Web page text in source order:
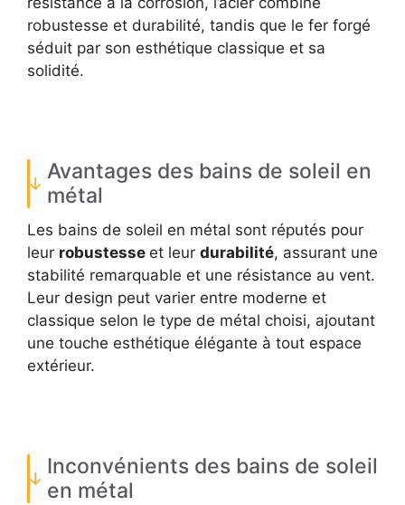
robustesse et durabilité, tandis que le fer forgé
séduit par son esthétique classique et sa
solidité.
Avantages des bains de soleil en
métal
Les bains de soleil en métal sont réputés pour
leur robustesse et leur durabilité, assurant une
stabilité remarquable et une résistance au vent.
Leur design peut varier entre moderne et
classique selon le type de métal choisi, ajoutant
une touche esthétique élégante à tout espace
extérieur.
Inconvénients des bains de soleil
en métal